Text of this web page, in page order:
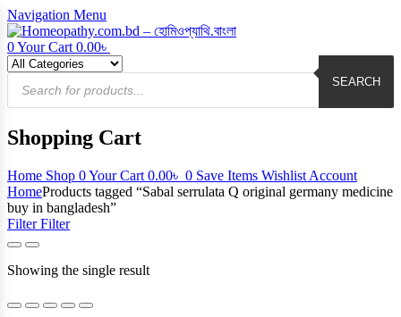
Navigation Menu
0Your Cart 0.00৳
Products
search
SEARCH
Shopping Cart
Home Shop 0Your Cart 0.00৳ 0 Save Items Wishlist Account
HomeProducts tagged “Sabal serrulata Q original germany medicine
buy in bangladesh”
FilterFilter
Showing the single result